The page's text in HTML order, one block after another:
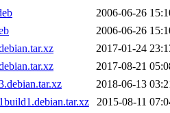
2006-06-26
2006-06-26
2017-01-24
2017-08-21
2018-06-13
2015-08-11